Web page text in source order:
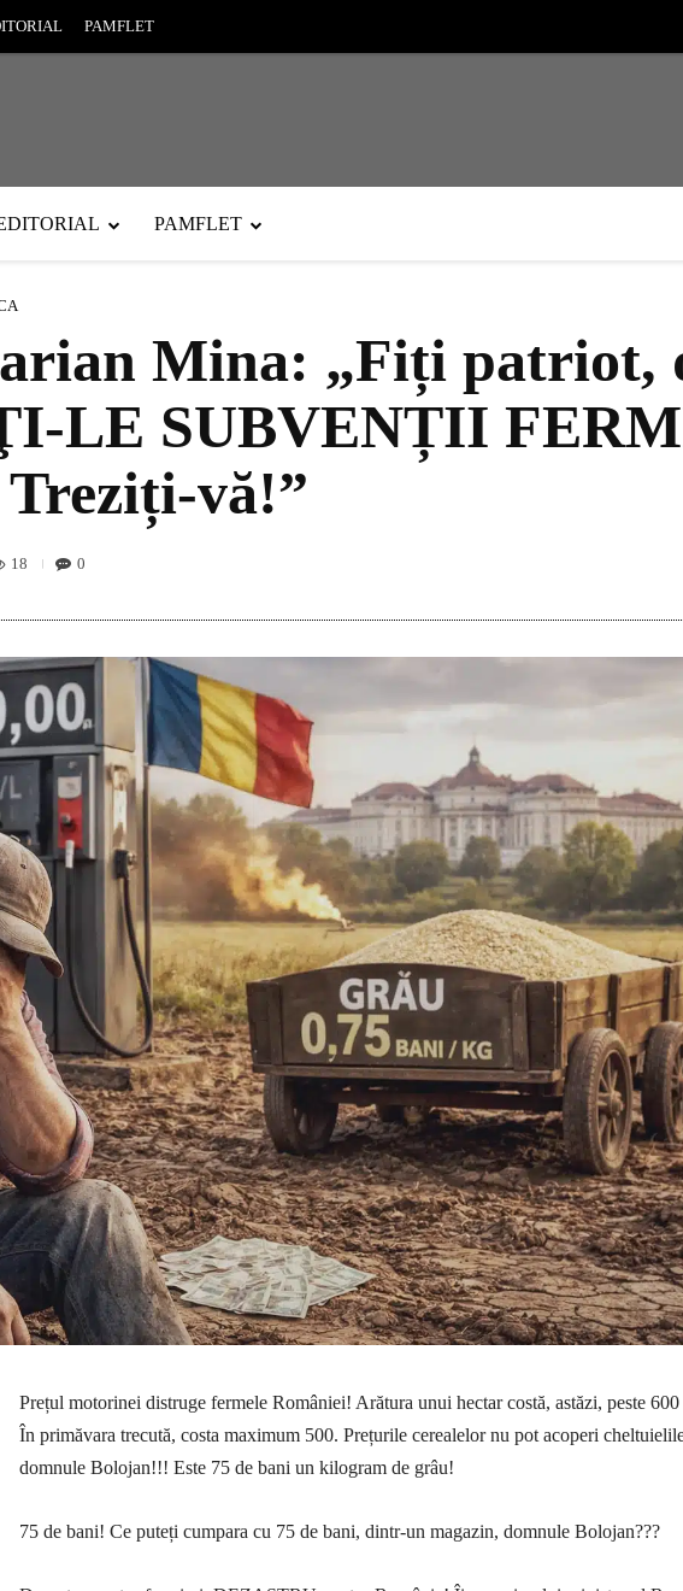
PAMFLET
PAMFLET
Mina: „Fiți patriot,
LE SUBVENȚII
vă!”
18 0
Prețul motorinei distruge fermele României! Arătura unui hectar costă, astăzi, peste
În primăvara trecută, costa maximum 500. Prețurile cerealelor nu pot acoperi
domnule Bolojan!!! Este 75 de bani un kilogram de grâu!
75 de bani! Ce puteți cumpara cu 75 de bani, dintr-un magazin, domnule Bolojan???